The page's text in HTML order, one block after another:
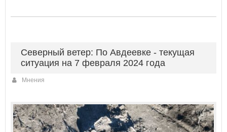
Северный ветер: По Авдеевке - текущая
ситуация на 7 февраля 2024 года
Мнения